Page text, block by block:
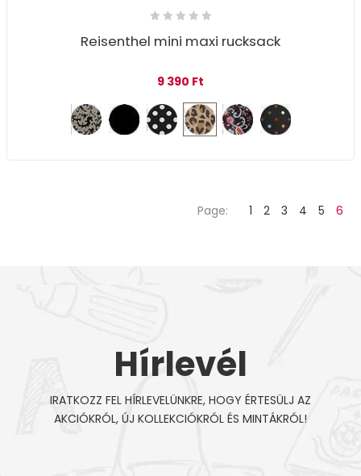
Reisenthel mini maxi rucksack
9 390 Ft
Page: 1 2 3 4 5 6
Hírlevél
IRATKOZZ FEL HÍRLEVELÜNKRE, HOGY ÉRTESÜLJ AZ
AKCIÓKRÓL, ÚJ KOLLEKCIÓKRÓL ÉS MINTÁKRÓL!